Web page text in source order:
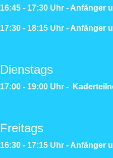
16:45 - 17:30 Uhr - Anfänger
17:30 - 18:15 Uhr - Anfänger
Dienstags
17:00 - 19:00 Uhr -
Freitags
16:30 - 17:15 Uhr - Anfänger